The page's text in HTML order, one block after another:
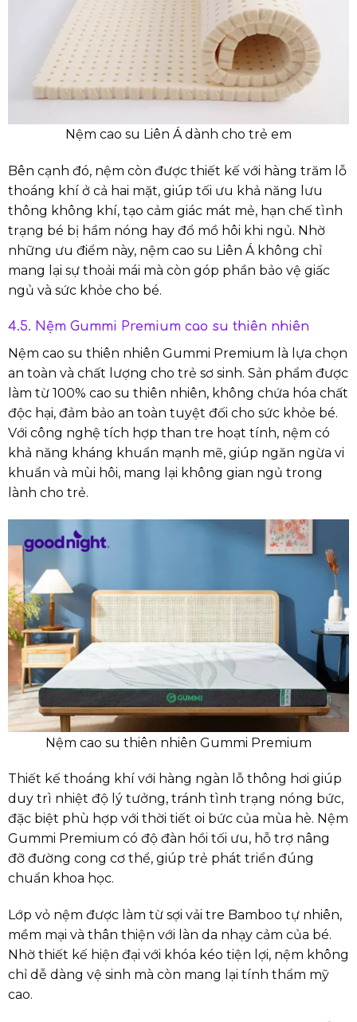
Nệm cao su Liên Á dành cho trẻ em
Bên cạnh đó, nệm còn được thiết kế với hàng trăm lỗ
thoáng khí ở cả hai mặt, giúp tối ưu khả năng lưu
thông không khí, tạo cảm giác mát mẻ, hạn chế tình
trạng bé bị hầm nóng hay đổ mồ hôi khi ngủ. Nhờ
những ưu điểm này, nệm cao su Liên Á không chỉ
mang lại sự thoải mái mà còn góp phần bảo vệ giấc
ngủ và sức khỏe cho bé.
4.5. Nệm Gummi Premium cao su thiên nhiên
Nệm cao su thiên nhiên Gummi Premium là lựa chọn
an toàn và chất lượng cho trẻ sơ sinh. Sản phẩm được
làm từ 100% cao su thiên nhiên, không chứa hóa chất
độc hại, đảm bảo an toàn tuyệt đối cho sức khỏe bé.
Với công nghệ tích hợp than tre hoạt tính, nệm có
khả năng kháng khuẩn mạnh mẽ, giúp ngăn ngừa vi
khuẩn và mùi hôi, mang lại không gian ngủ trong
lành cho trẻ.
Nệm cao su thiên nhiên Gummi Premium
Thiết kế thoáng khí với hàng ngàn lỗ thông hơi giúp
duy trì nhiệt độ lý tưởng, tránh tình trạng nóng bức,
đặc biệt phù hợp với thời tiết oi bức của mùa hè. Nệm
Gummi Premium có độ đàn hồi tối ưu, hỗ trợ nâng
đỡ đường cong cơ thể, giúp trẻ phát triển đúng
chuẩn khoa học.
Lớp vỏ nệm được làm từ sợi vải tre Bamboo tự nhiên,
mềm mại và thân thiện với làn da nhạy cảm của bé.
Nhờ thiết kế hiện đại với khóa kéo tiện lợi, nệm không
chỉ dễ dàng vệ sinh mà còn mang lại tính thẩm mỹ
cao.